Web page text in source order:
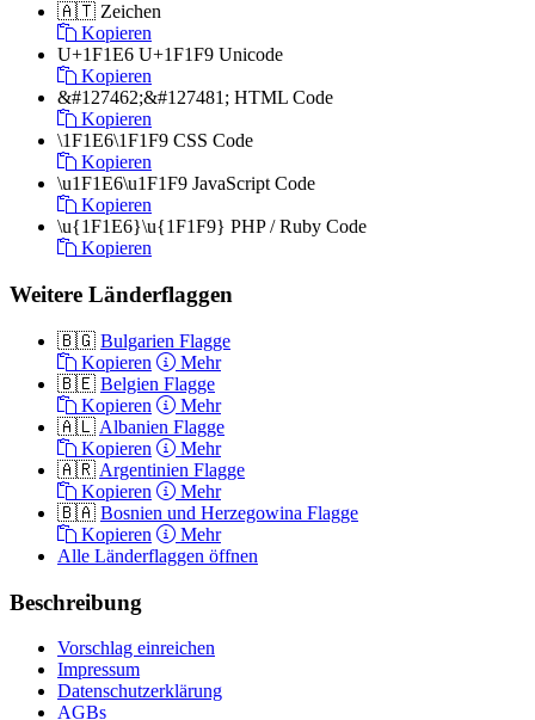
🇦🇹 Zeichen
Kopieren
U+1F1E6 U+1F1F9 Unicode
Kopieren
&#127462;&#127481; HTML Code
Kopieren
\1F1E6\1F1F9 CSS Code
Kopieren
\u1F1E6\u1F1F9 JavaScript Code
Kopieren
\u{1F1E6}\u{1F1F9} PHP / Ruby Code
Kopieren
Weitere Länderflaggen
🇧🇬 Bulgarien Flagge
Kopieren
Mehr
🇧🇪 Belgien Flagge
Kopieren
Mehr
🇦🇱 Albanien Flagge
Kopieren
Mehr
🇦🇷 Argentinien Flagge
Kopieren
Mehr
🇧🇦 Bosnien und Herzegowina Flagge
Kopieren
Mehr
Alle Länderflaggen öffnen
Beschreibung
Vorschlag einreichen
Impressum
Datenschutzerklärung
AGBs